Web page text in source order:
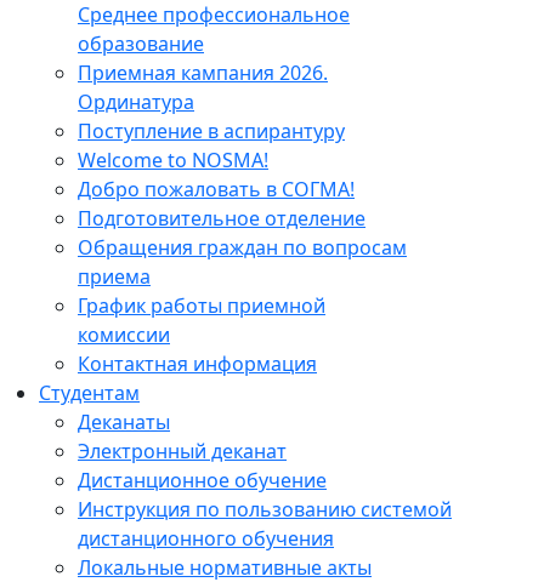
Среднее профессиональное
образование
Приемная кампания 2026.
Ординатура
Поступление в аспирантуру
Welcome to NOSMA!
Добро пожаловать в СОГМА!
Подготовительное отделение
Обращения граждан по вопросам
приема
График работы приемной
комиссии
Контактная информация
Студентам
Деканаты
Электронный деканат
Дистанционное обучение
Инструкция по пользованию системой
дистанционного обучения
Локальные нормативные акты